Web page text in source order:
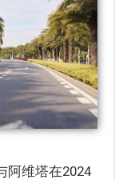
阿维塔在2024